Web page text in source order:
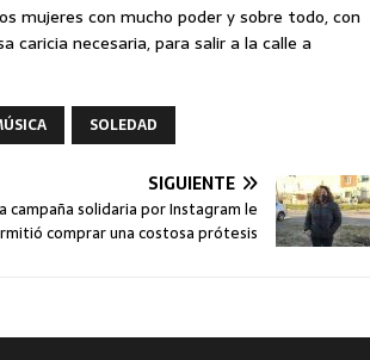
mujeres con mucho poder y sobre todo, con
caricia necesaria, para salir a la calle a
SOLEDAD
SIGUIENTE
campaña solidaria por Instagram le
comprar una costosa prótesis